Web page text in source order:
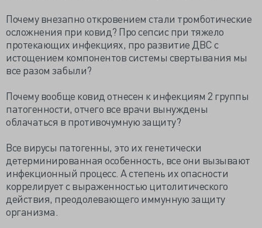
Почему внезапно откровением стали тромботические
осложнения при ковид? Про сепсис при тяжело
протекающих инфекциях, про развитие ДВС с
истощением компонентов системы свертывания мы
все разом забыли?
Почему вообще ковид отнесен к инфекциям 2 группы
патогенности, отчего все врачи вынуждены
облачаться в противочумную защиту?
Все вирусы патогенны, это их генетически
детерминированная особенность, все они вызывают
инфекционный процесс. А степень их опасности
коррелирует с выраженностью цитолитического
действия, преодолевающего иммунную защиту
организма.